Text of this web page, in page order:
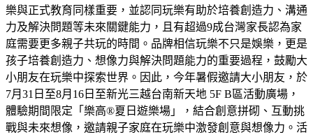
樂與正式教育同樣重要，並認同玩樂有助於培養創造力、溝通
力及解決問題等未來關鍵能力，且有超過9成台灣家長認為家
庭需要更多親子共玩的時間。品牌相信玩樂不只是娛樂，更是
孩子培養創造力、想像力與解決問題能力的重要過程，鼓勵大
小朋友在玩樂中探索世界。因此，今年暑假邀請大小朋友，於
7月31日至8月16日至新光三越台南新天地 5F B區活動廣場，
體驗期間限定「樂高®夏日遊樂場」，結合創意拼砌、互動挑
戰與未來想像，邀請親子家庭在玩樂中激發創意與想像力。活